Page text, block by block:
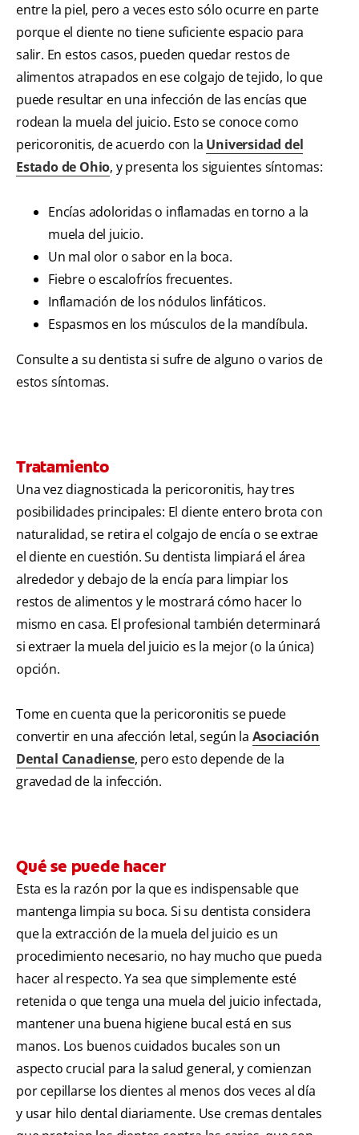
entre la piel, pero a veces esto sólo ocurre en parte
porque el diente no tiene suficiente espacio para
salir. En estos casos, pueden quedar restos de
alimentos atrapados en ese colgajo de tejido, lo que
puede resultar en una infección de las encías que
rodean la muela del juicio. Esto se conoce como
pericoronitis, de acuerdo con la Universidad del
Estado de Ohio, y presenta los siguientes síntomas:
Encías adoloridas o inflamadas en torno a la
muela del juicio.
Un mal olor o sabor en la boca.
Fiebre o escalofríos frecuentes.
Inflamación de los nódulos linfáticos.
Espasmos en los músculos de la mandíbula.
Consulte a su dentista si sufre de alguno o varios de
estos síntomas.
Tratamiento
Una vez diagnosticada la pericoronitis, hay tres
posibilidades principales: El diente entero brota con
naturalidad, se retira el colgajo de encía o se extrae
el diente en cuestión. Su dentista limpiará el área
alrededor y debajo de la encía para limpiar los
restos de alimentos y le mostrará cómo hacer lo
mismo en casa. El profesional también determinará
si extraer la muela del juicio es la mejor (o la única)
opción.
Tome en cuenta que la pericoronitis se puede
convertir en una afección letal, según la Asociación
Dental Canadiense, pero esto depende de la
gravedad de la infección.
Qué se puede hacer
Esta es la razón por la que es indispensable que
mantenga limpia su boca. Si su dentista considera
que la extracción de la muela del juicio es un
procedimiento necesario, no hay mucho que pueda
hacer al respecto. Ya sea que simplemente esté
retenida o que tenga una muela del juicio infectada,
mantener una buena higiene bucal está en sus
manos. Los buenos cuidados bucales son un
aspecto crucial para la salud general, y comienzan
por cepillarse los dientes al menos dos veces al día
y usar hilo dental diariamente. Use cremas dentales